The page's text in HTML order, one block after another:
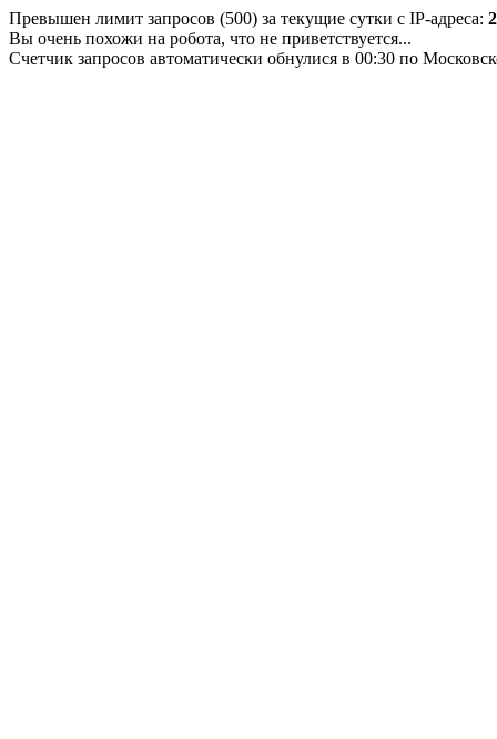
Превышен лимит запросов (500) за текущие сутки с IP-адреса:
Вы очень похожи на робота, что не приветствуется...
Счетчик запросов автоматически обнулися в 00:30 по